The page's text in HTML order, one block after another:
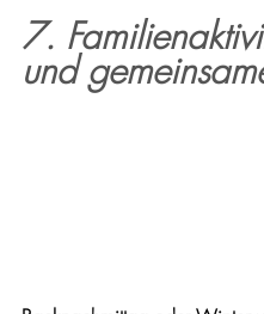
7.
und